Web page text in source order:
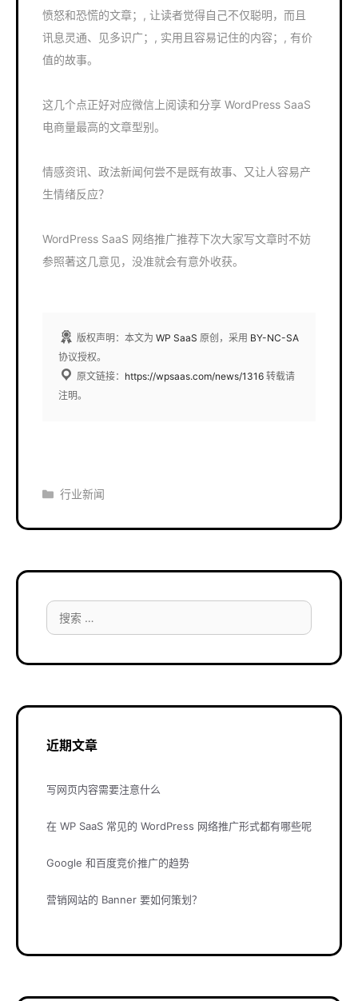
愤怒和恐慌的文章；, 让读者觉得自己不仅聪明，而且
讯息灵通、见多识广；, 实用且容易记住的内容；, 有价
值的故事。
这几个点正好对应微信上阅读和分享 WordPress SaaS
电商量最高的文章型别。
情感资讯、政法新闻何尝不是既有故事、又让人容易产
生情绪反应？
WordPress SaaS 网络推广推荐下次大家写文章时不妨
参照著这几意见，没准就会有意外收获。
版权声明：本文为 WP SaaS 原创，采用 BY-NC-SA
协议授权。
原文链接： https://wpsaas.com/news/1316 转载请
注明。
分
行业新闻
搜
索：
近期文章
写网页内容需要注意什么
在 WP SaaS 常见的 WordPress 网络推广形式都有哪些呢
Google 和百度竞价推广的趋势
营销网站的 Banner 要如何策划？